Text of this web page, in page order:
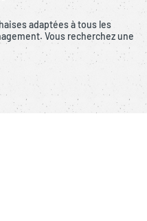
adaptées à tous les
Vous recherchez une